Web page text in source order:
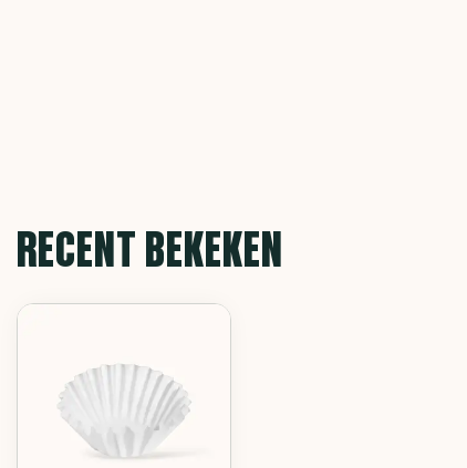
RECENT BEKEKEN